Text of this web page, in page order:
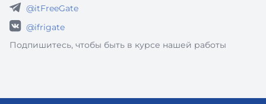
@itFreeGate
@ifrigate
Подпишитесь, чтобы быть в курсе нашей работы